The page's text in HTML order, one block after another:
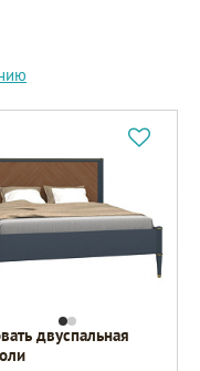
двуспальная